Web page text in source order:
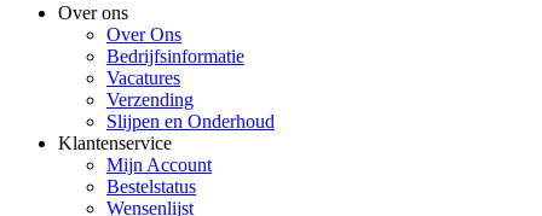
Over ons
Over Ons
Bedrijfsinformatie
Vacatures
Verzending
Slijpen en Onderhoud
Klantenservice
Mijn Account
Bestelstatus
Wensenlijst